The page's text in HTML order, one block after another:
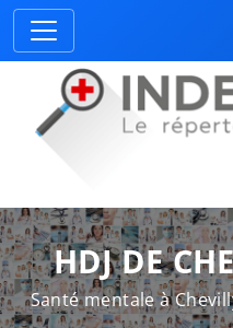
HDJ DE
Santé mentale à